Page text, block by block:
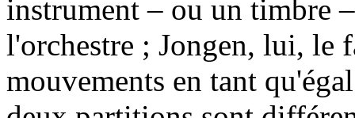
instrument – ou un timbre
l'orchestre ; Jongen, lui, le
mouvements en tant